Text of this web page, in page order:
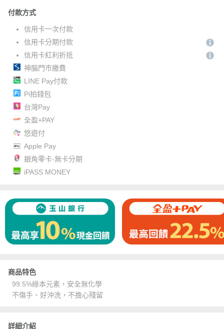
付款方式
信用卡一次付款
信用卡分期付款
信用卡紅利折抵
神腦門市繳費
LINE Pay付款
Pi拍錢包
台灣Pay
全盈+PAY
悠遊付
Apple Pay
銀角零卡-無卡分期
iPASS MONEY
商品特色
99.5%綠本元素，安全無化學
不傷手、好沖洗，不擔心殘留
詳細介紹